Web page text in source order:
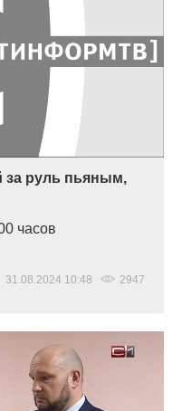
за руль пьяным,
часов
31.08.2024 10:48 2947